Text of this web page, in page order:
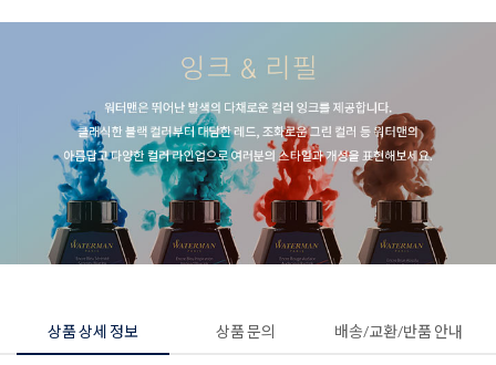
상품 상세 정보 상품 문의 배송/교환/반품 안내